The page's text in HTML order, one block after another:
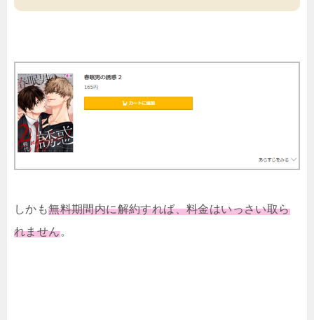
しかも無料期間内に解約すれば、料金はいっさい取ら
れません。